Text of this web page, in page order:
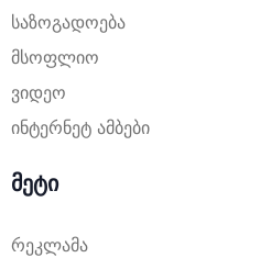
საზოგადოება
მსოფლიო
ვიდეო
ინტერნეტ ამბები
მეტი
რეკლამა